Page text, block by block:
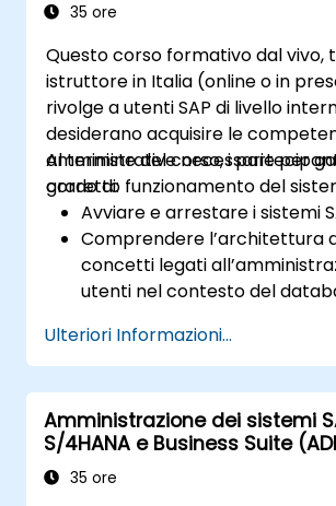
35 ore
Questo corso formativo dal vivo,
istruttore in Italia (online o in
rivolge a utenti SAP di livello
desiderano acquisire le
amministrative necessarie per
corretto funzionamento del
Al termine del corso, i
grado di:
Avviare e arrestare i sistemi
Comprendere l’architettura
concetti legati
utenti nel contesto del
RFC.
Pianificare e monitorare i
background.
Ulteriori Informazioni...
Amministrazione dei sistemi
S/4HANA e Business Suite
35 ore